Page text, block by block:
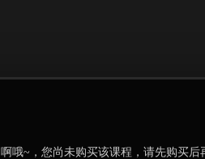
啊哦~，您尚未购买该课程，请先购买后